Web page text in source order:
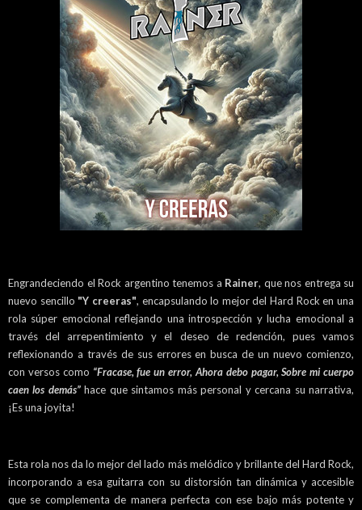
Engrandeciendo el Rock argentino tenemos a Rainer, que nos entrega su
nuevo sencillo "Y creeras", encapsulando lo mejor del Hard Rock en una
rola súper emocional reflejando una introspección y lucha emocional a
través del arrepentimiento y el deseo de redención, pues vamos
reflexionando a través de sus errores en busca de un nuevo comienzo,
con versos como “Fracase, fue un error, Ahora debo pagar, Sobre mi cuerpo
caen los demás”hace que sintamos más personal y cercana su narrativa,
¡Es una joyita!
Esta rola nos da lo mejor del lado más melódico y brillante del Hard Rock,
incorporando a esa guitarra con su distorsión tan dinámica y accesible
que se complementa de manera perfecta con ese bajo más potente y